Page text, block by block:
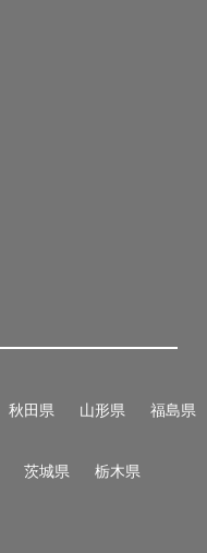
秋田県 山形県 福島県
茨城県
栃木県